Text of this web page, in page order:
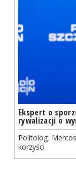
Ekspert o
rywalizacji o
Politolog:
korzyści